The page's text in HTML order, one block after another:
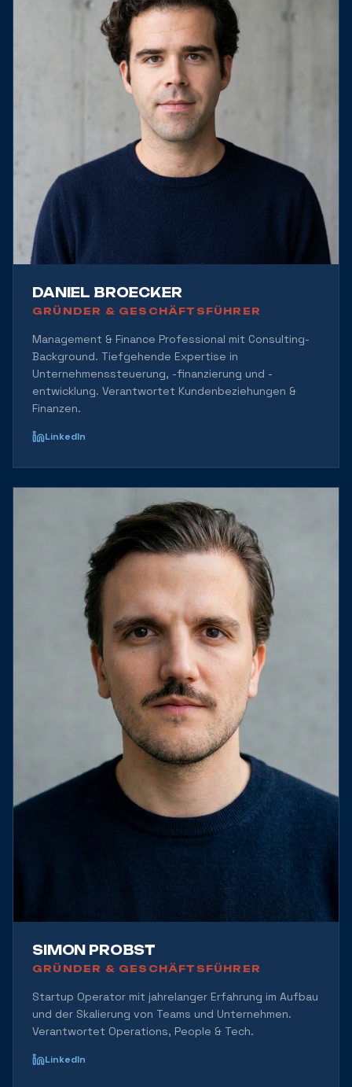
DANIEL BROECKER
GRÜNDER & GESCHÄFTSFÜHRER
Management & Finance Professional mit Consulting-
Background. Tiefgehende Expertise in
Unternehmenssteuerung, -finanzierung und -
entwicklung. Verantwortet Kundenbeziehungen &
Finanzen.
LinkedIn
SIMON PROBST
GRÜNDER & GESCHÄFTSFÜHRER
Startup Operator mit jahrelanger Erfahrung im Aufbau
und der Skalierung von Teams und Unternehmen.
Verantwortet Operations, People & Tech.
LinkedIn